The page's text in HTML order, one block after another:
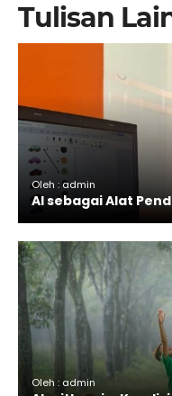
Tulisan
Oleh : admin
AI sebagai Alat
Oleh : admin